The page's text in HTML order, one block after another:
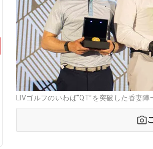
LIVゴルフのいわば“QT”を突破した香妻